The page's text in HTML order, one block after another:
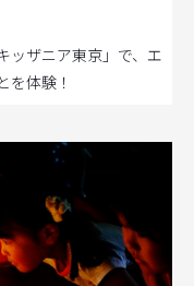
ッザニア東京」で、エ
を体験！